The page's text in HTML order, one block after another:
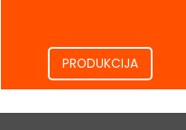
PRODUKCIJA